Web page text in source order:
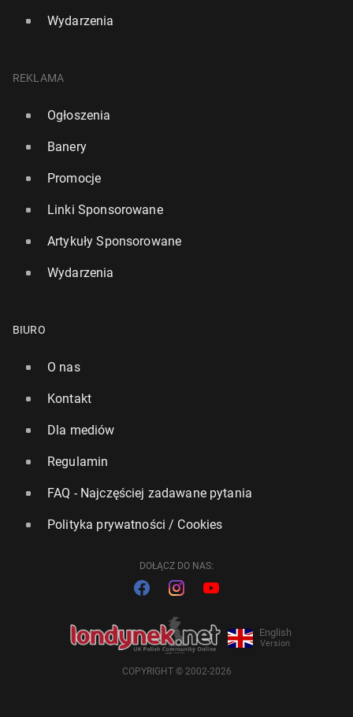
Wydarzenia
REKLAMA
Ogłoszenia
Banery
Promocje
Linki Sponsorowane
Artykuły Sponsorowane
Wydarzenia
BIURO
O nas
Kontakt
Dla mediów
Regulamin
FAQ - Najczęściej zadawane pytania
Polityka prywatności / Cookies
DOŁĄCZ DO NAS:
English
Version
COPYRIGHT © 2002-2026